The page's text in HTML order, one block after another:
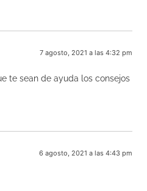
7 agosto, 2021 a las 4:32 pm
te sean de ayuda los consejos
6 agosto, 2021 a las 4:43 pm